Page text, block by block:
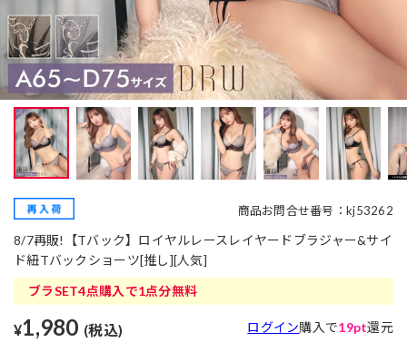
商品お問合せ番号：kj53262
8/7再販!【Tバック】ロイヤルレースレイヤードブラジャー&サイ
ド紐Tバックショーツ[推し][人気]
ブラSET4点購入で1点分無料
¥1,980 (税込) ログイン購入で19pt還元